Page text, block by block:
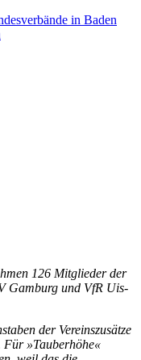
in Baden
126 Mit­g­lie­der der
Gam­burg und VfR Uis­
der Vereinszusätze
Für »Tauberhöhe«